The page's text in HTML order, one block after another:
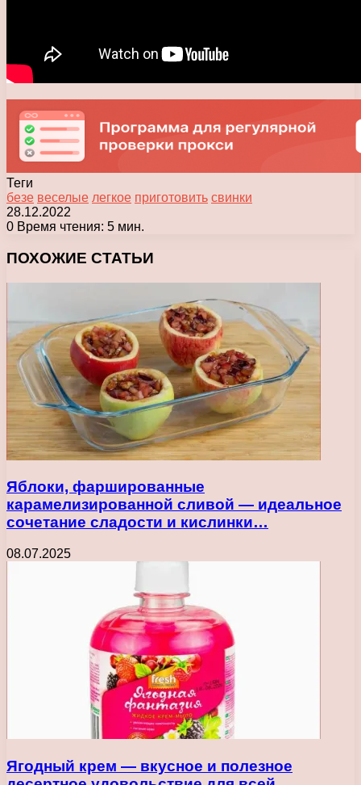
Теги
безе веселые легкое приготовить свинки
28.12.2022
0 Время чтения: 5 мин.
ПОХОЖИЕ СТАТЬИ
Яблоки, фаршированные
карамелизированной сливой — идеальное
сочетание сладости и кислинки…
08.07.2025
Ягодный крем — вкусное и полезное